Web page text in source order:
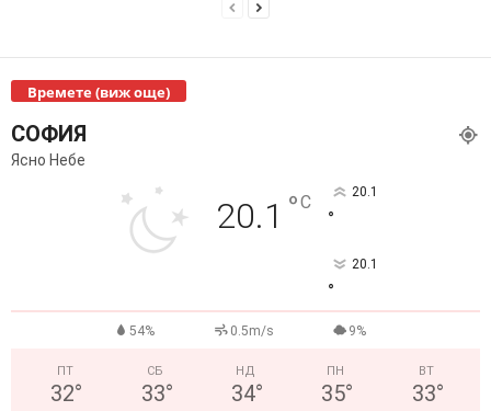
Времете (виж още)
СОФИЯ
Ясно Небе
20.1 °C 20.1
°
20.1
°
54% 0.5m/s 9%
ПТ
32°
СБ
33°
НД
34°
ПН
35°
ВТ
33°